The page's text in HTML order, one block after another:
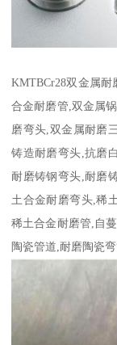
KMTBCr28双金属
合金耐磨管,双金属
磨弯头,双金属耐磨
铸造耐磨弯头,抗磨
耐磨铸钢弯头,耐磨
土合金耐磨弯头,稀
稀土合金耐磨管,自
陶瓷管道,耐磨陶瓷